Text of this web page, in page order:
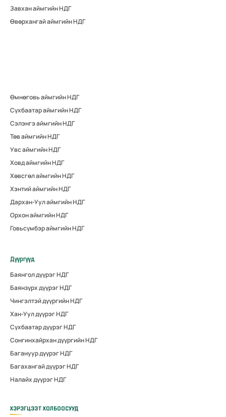
Завхан аймгийн НДГ
Өвөрхангай аймгийн НДГ
Өмнөговь аймгийн НДГ
Сүхбаатар аймгийн НДГ
Сэлэнгэ аймгийн НДГ
Төв аймгийн НДГ
Увс аймгийн НДГ
Ховд аймгийн НДГ
Хөвсгөл аймгийн НДГ
Хэнтий аймгийн НДГ
Дархан-Уул аймгийн НДГ
Орхон аймгийн НДГ
Говьсүмбэр аймгийн НДГ
Дүүргүүд
Баянгол дүүрэг НДГ
Баянзүрх дүүрэг НДГ
Чингэлтэй дүүргийн НДГ
Хан-Уул дүүрэг НДГ
Сүхбаатар дүүрэг НДГ
Сонгинхайрхан дүүргийн НДГ
Багануур дүүрэг НДГ
Багахангай дүүрэг НДГ
Налайх дүүрэг НДГ
ХЭРЭГЦЭЭТ ХОЛБООСУУД